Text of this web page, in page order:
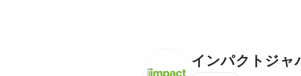
インパクトジャ